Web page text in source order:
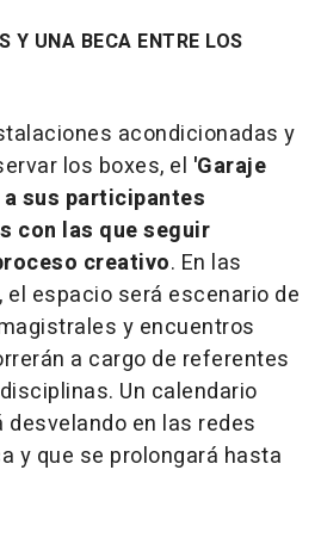
Y UNA BECA ENTRE LOS
acondicionadas y
los boxes, el 'Garaje
sus participantes
con las que seguir
creativo. En las
espacio será escenario de
y encuentros
a cargo de referentes
Un calendario
en las redes
y que se prolongará hasta